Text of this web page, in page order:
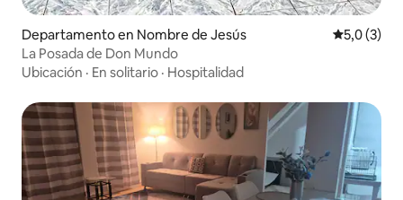
Departamento en Nombre de Jesús
5,0 (3)
La Posada de Don Mundo
Ubicación · En solitario · Hospitalidad